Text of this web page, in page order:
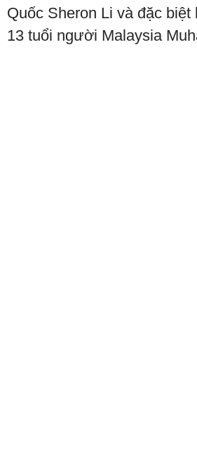
Quốc Sheron Li và đặc biệt
13 tuổi người Malaysia